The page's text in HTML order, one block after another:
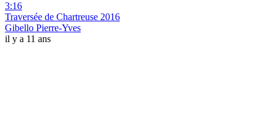
3:16
Traversée de Chartreuse 2016
Gibello Pierre-Yves
il y a 11 ans